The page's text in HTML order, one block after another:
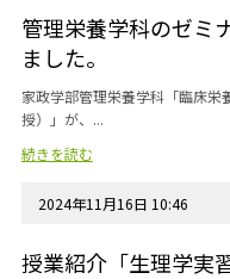
管理栄養学科のゼミ
ました。
家政学部管理栄養学科「臨床栄
授）」が、...
続きを読む
2024年11月16日 10:46
授業紹介「生理学実習